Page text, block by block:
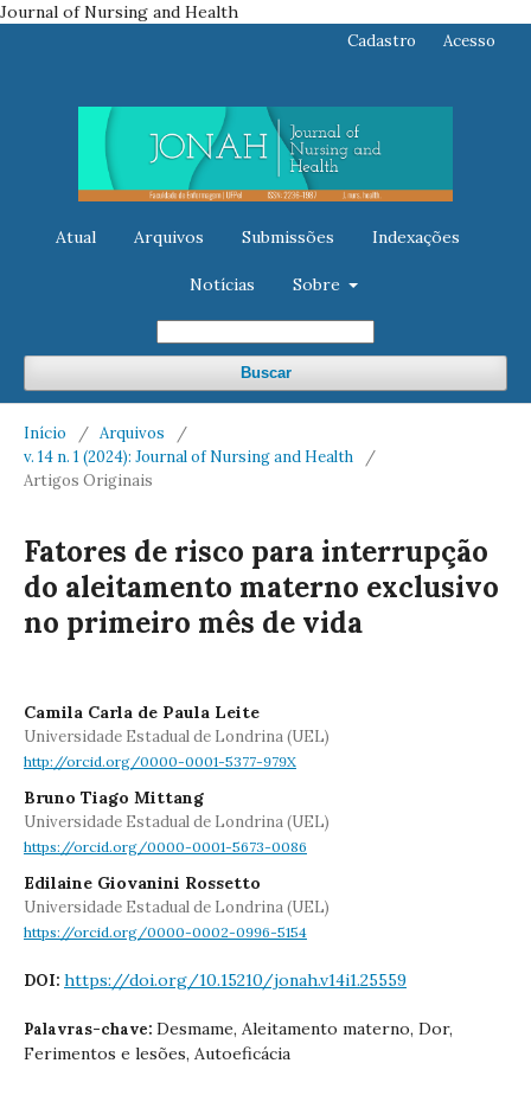
Journal of Nursing and Health
Atual Arquivos Submissões Indexações
Notícias Sobre
Buscar
Cadastro Acesso
Início / Arquivos
/
v. 14 n. 1 (2024): Journal of Nursing and Health
/
Artigos Originais
Fatores de risco para interrupção
do aleitamento materno exclusivo
no primeiro mês de vida
Camila Carla de Paula Leite
Universidade Estadual de Londrina (UEL)
http://orcid.org/0000-0001-5377-979X
Bruno Tiago Mittang
Universidade Estadual de Londrina (UEL)
https://orcid.org/0000-0001-5673-0086
Edilaine Giovanini Rossetto
Universidade Estadual de Londrina (UEL)
https://orcid.org/0000-0002-0996-5154
DOI: https://doi.org/10.15210/jonah.v14i1.25559
Palavras-chave: Desmame, Aleitamento materno, Dor,
Ferimentos e lesões, Autoeficácia